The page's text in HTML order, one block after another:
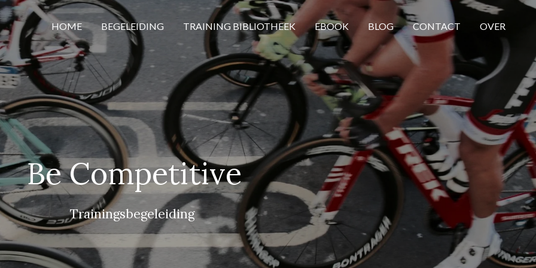
HOME BEGELEIDING TRAINING BIBLIOTHEEK EBOOK BLOG CONTACT OVER
Be Competitive
Trainingsbegeleiding